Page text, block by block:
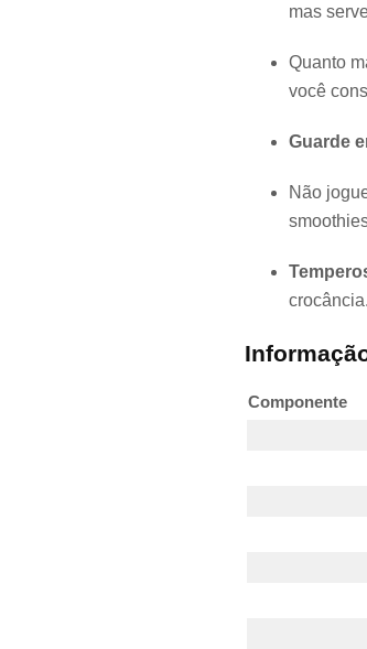
mas
Quanto
você
Guarde
Não
crocância.
Componente